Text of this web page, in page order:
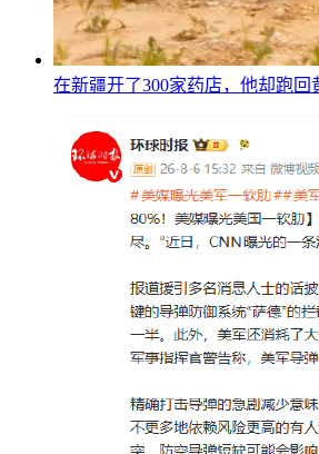
在新疆开了300家药店，他却跑回